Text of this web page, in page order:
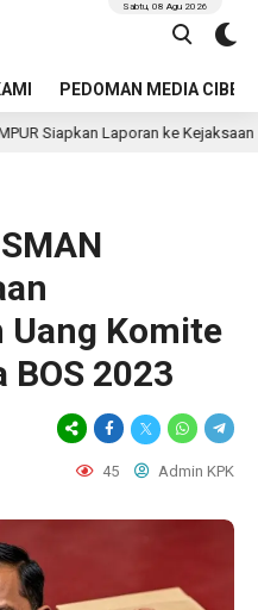
PEDOMAN MEDIA CIBER
Sabtu, 08 Agu 2026
ke Kejaksaan 8 jam
Uang Komite
BOS 2023
45 Admin KPK